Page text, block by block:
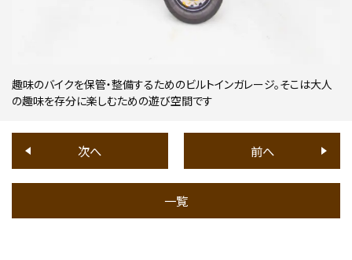
趣味のバイクを保管・整備するためのビルトインガレージ。そこは大人
の趣味を存分に楽しむための遊び空間です
次へ
一覧
前へ